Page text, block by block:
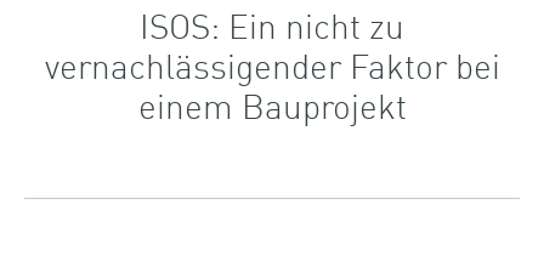
ISOS: Ein nicht zu
vernachlässigender Faktor bei
einem Bauprojekt